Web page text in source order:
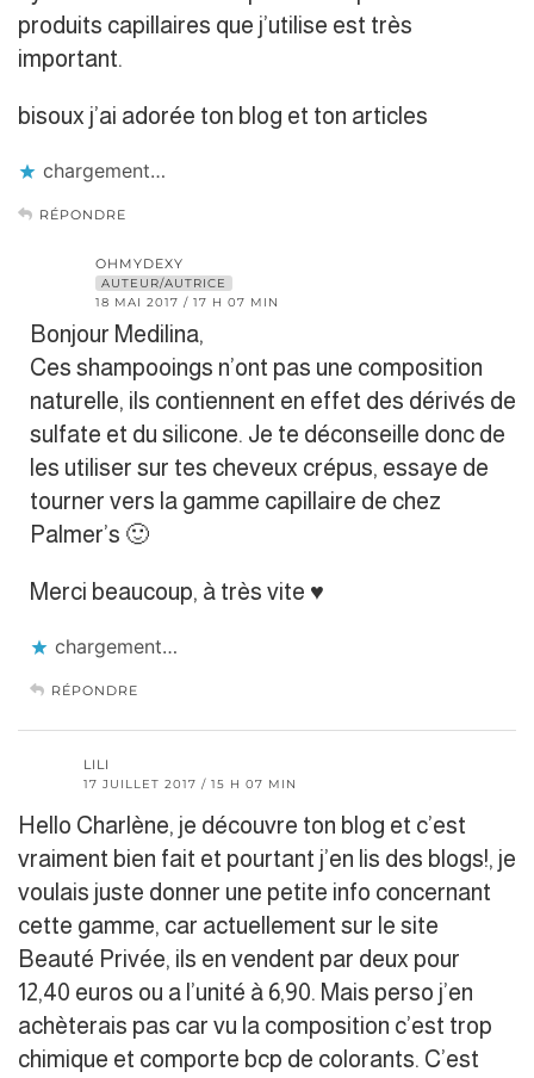
produits capillaires que j’utilise est très
important.
bisoux j’ai adorée ton blog et ton articles
chargement…
RÉPONDRE
OHMYDEXY
AUTEUR/AUTRICE
18 MAI 2017 / 17 H 07 MIN
Bonjour Medilina,
Ces shampooings n’ont pas une composition
naturelle, ils contiennent en effet des dérivés de
sulfate et du silicone. Je te déconseille donc de
les utiliser sur tes cheveux crépus, essaye de
tourner vers la gamme capillaire de chez
Palmer’s 🙂
Merci beaucoup, à très vite ♥
chargement…
RÉPONDRE
LILI
17 JUILLET 2017 / 15 H 07 MIN
Hello Charlène, je découvre ton blog et c’est
vraiment bien fait et pourtant j’en lis des blogs!, je
voulais juste donner une petite info concernant
cette gamme, car actuellement sur le site
Beauté Privée, ils en vendent par deux pour
12,40 euros ou a l’unité à 6,90. Mais perso j’en
achèterais pas car vu la composition c’est trop
chimique et comporte bcp de colorants. C’est